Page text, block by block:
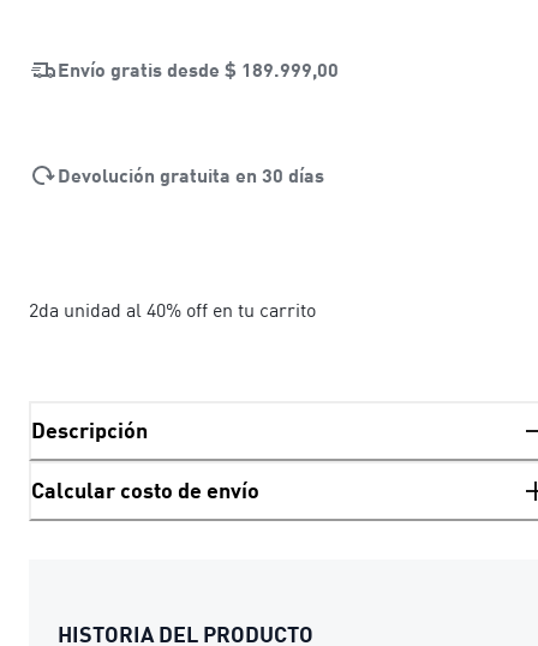
Envío gratis desde $ 189.999,00
Devolución gratuita en 30 días
2da unidad al 40% off en tu carrito
Descripción
Calcular costo de envío
HISTORIA DEL PRODUCTO